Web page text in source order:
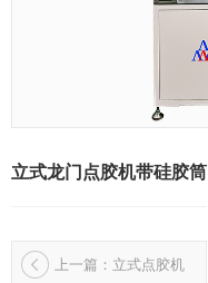
立式龙门点胶机带硅胶筒
上一篇：立式点胶机